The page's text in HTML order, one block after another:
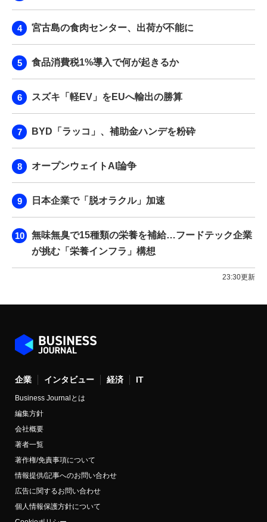
宮古島の食肉センター、出荷が不能に
食品消費税1%導入で何が起きるか
スズキ「軽EV」をEUへ輸出の勝算
BYD「ラッコ」、補助金ハンデを粉砕
オープンウェイトAI論争
日本企業で「脱オラクル」加速
無味無臭で15種類の栄養を補給…フードテック企業
が挑む「栄養インフラ」構想
23:30更新
企業 インタビュー 経済 IT
Business Journalとは
編集方針
会社概要
著者一覧
著作権/免責事項について
情報提供/記事へのお問い合わせ
広告に関するお問い合わせ
個人情報保護方針について